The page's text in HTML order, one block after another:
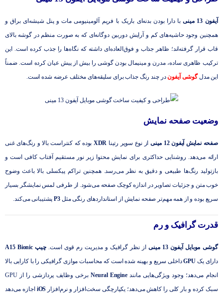
آیفون 13 مینی
با دارا بودن بدنه‌ای باریک با فریم آلومینیومی مات و پنل شیشه‌ای براق و
همچنین وجود حاشیه‌های کم و آرایش دوربین دوگانه‌ای که به ‌صورت منظم در گوشه بالای
قاب قرار گرفته‌اند؛ ظاهر جذاب و فوق‌العاده‌ای داشته که نگاه‌ها را جذب کرده است. این
ترکیب ظاهری ساده، مدرن و مینیمال بودن گوشی را بیش از پیش عیان کرده است. ضمناً
این مدلگوشی آیفوندر چند رنگ جذاب برای سلیقه‌های مختلف عرضه شده است.
وضعیت صفحه نمایش
صفحه‌ نمایش آیفون 12 مینی از نوع سوپر رتینا XDR بوده که کنتراست بالا و رنگ‌های غنی
ارائه می‌دهد. روشنایی حداکثری برای نمایش محتوا زیر نور مستقیم آفتاب کافی است و
بازتولید رنگ‌ها طبیعی و دقیق به نظر می‌رسد. همچنین تراکم پیکسلی بالا باعث وضوح
خوب متن و جزئیات تصاویر در اندازه کوچک صفحه می‌شود. از طرفی لمس نمایشگر بسیار
سریع بوده و از همه مهم‌تر صفحه نمایش از استانداردهای رنگی مثلP3پشتیبانی می‌کند.
قدرت گرافیک و رم
گوشی موبایل آیفون 13 مینی از نظر گرافیک و مدیریت رم قوی است.چیپ A15 Bionic
دارای یک GPUداخلی سریع و بهینه ‌شده است که محاسبات موازی گرافیکی را با کارایی بالا
انجام می‌دهد؛ وجود ویژگی‌هایی مانندNeural Engine
برخی وظایف پردازشی را از GPU
سبک کرده و بار کلی را کاهش می‌دهد؛ یکپارچگی سخت‌افزار و نرم‌افزار iOS اجازه می‌دهد